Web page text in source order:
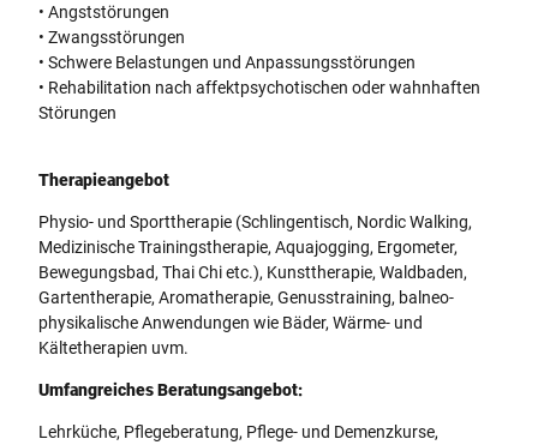
• Angststörungen
• Zwangsstörungen
• Schwere Belastungen und Anpassungsstörungen
• Rehabilitation nach affektpsychotischen oder wahnhaften
Störungen
Therapieangebot
Physio- und Sporttherapie (Schlingentisch, Nordic Walking,
Medizinische Trainingstherapie, Aquajogging, Ergometer,
Bewegungsbad, Thai Chi etc.), Kunsttherapie, Waldbaden,
Gartentherapie, Aromatherapie, Genusstraining, balneo-
physikalische Anwendungen wie Bäder, Wärme- und
Kältetherapien uvm.
Umfangreiches Beratungsangebot:
Lehrküche, Pflegeberatung, Pflege- und Demenzkurse,